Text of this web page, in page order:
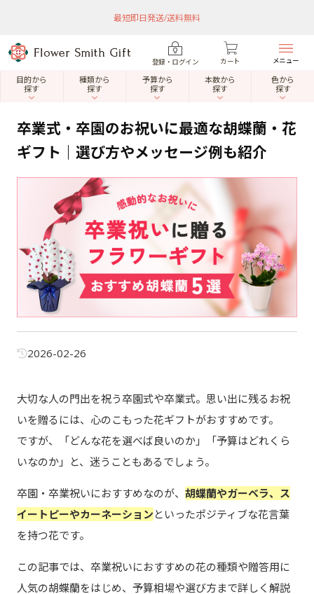
最短即日発送/送料無料
登録・ログイン カート メニュー
目的から
探す
種類から
探す
予算から
探す
本数から
探す
色から
探す
卒業式・卒園のお祝いに最適な胡蝶蘭・花
ギフト｜選び方やメッセージ例も紹介
2026-02-26
大切な人の門出を祝う卒園式や卒業式。思い出に残るお祝
いを贈るには、心のこもった花ギフトがおすすめです。
ですが、「どんな花を選べば良いのか」「予算はどれくら
いなのか」と、迷うこともあるでしょう。
卒園・卒業祝いにおすすめなのが、 胡蝶蘭やガーベラ、ス
イートピーやカーネーション といったポジティブな花言葉
を持つ花です。
この記事では、卒業祝いにおすすめの花の種類や贈答用に
人気の胡蝶蘭をはじめ、予算相場や選び方まで詳しく解説